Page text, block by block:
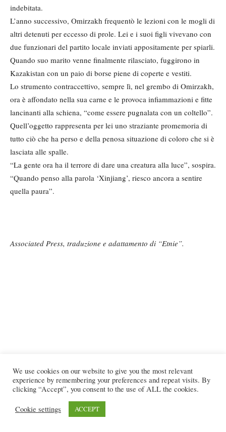
indebitata.
L’anno successivo, Omirzakh frequentò le lezioni con le mogli di
altri detenuti per eccesso di prole. Lei e i suoi figli vivevano con
due funzionari del partito locale inviati appositamente per spiarli.
Quando suo marito venne finalmente rilasciato, fuggirono in
Kazakistan con un paio di borse piene di coperte e vestiti.
Lo strumento contraccettivo, sempre lì, nel grembo di Omirzakh,
ora è affondato nella sua carne e le provoca infiammazioni e fitte
lancinanti alla schiena, “come essere pugnalata con un coltello”.
Quell’oggetto rappresenta per lei uno straziante promemoria di
tutto ciò che ha perso e della penosa situazione di coloro che si è
lasciata alle spalle.
“La gente ora ha il terrore di dare una creatura alla luce”, sospira.
“Quando penso alla parola ‘Xinjiang’, riesco ancora a sentire
quella paura”.
Associated Press, traduzione e adattamento di “Etnie”.
We use cookies on our website to give you the most relevant
experience by remembering your preferences and repeat visits. By
clicking “Accept”, you consent to the use of ALL the cookies.
Cookie settings ACCEPT